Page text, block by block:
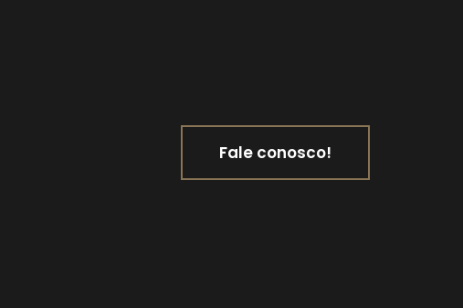
Fale conosco!